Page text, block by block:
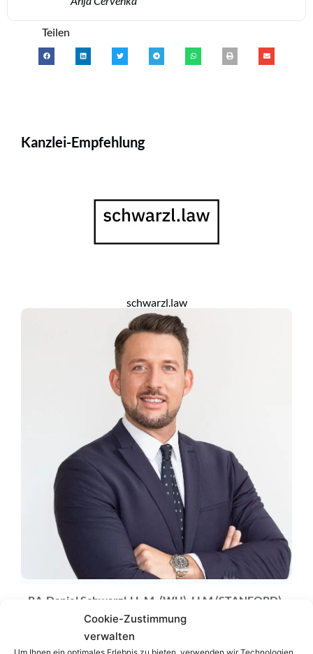
Cookie-Zustimmung
verwalten
Teilen
Kanzlei-Empfehlung
schwarzl.law
RA Daniel Schwarzl LL.M. (WU), LLM (STANFORD)
Zum Profil